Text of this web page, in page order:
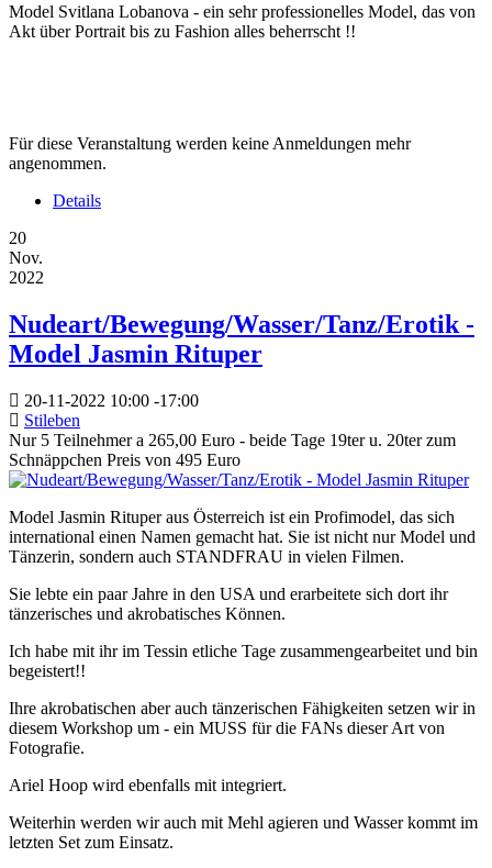
Model Svitlana Lobanova - ein sehr professionelles Model, das von
Akt über Portrait bis zu Fashion alles beherrscht !!
Für diese Veranstaltung werden keine Anmeldungen mehr
angenommen.
Details
20
Nov.
2022
Nudeart/Bewegung/Wasser/Tanz/Erotik -
Model Jasmin Rituper
20-11-2022 10:00 -17:00
Stileben
Nur 5 Teilnehmer a 265,00 Euro - beide Tage 19ter u. 20ter zum
Schnäppchen Preis von 495 Euro
Model Jasmin Rituper aus Österreich ist ein Profimodel, das sich
international einen Namen gemacht hat. Sie ist nicht nur Model und
Tänzerin, sondern auch STANDFRAU in vielen Filmen.
Sie lebte ein paar Jahre in den USA und erarbeitete sich dort ihr
tänzerisches und akrobatisches Können.
Ich habe mit ihr im Tessin etliche Tage zusammengearbeitet und bin
begeistert!!
Ihre akrobatischen aber auch tänzerischen Fähigkeiten setzen wir in
diesem Workshop um - ein MUSS für die FANs dieser Art von
Fotografie.
Ariel Hoop wird ebenfalls mit integriert.
Weiterhin werden wir auch mit Mehl agieren und Wasser kommt im
letzten Set zum Einsatz.